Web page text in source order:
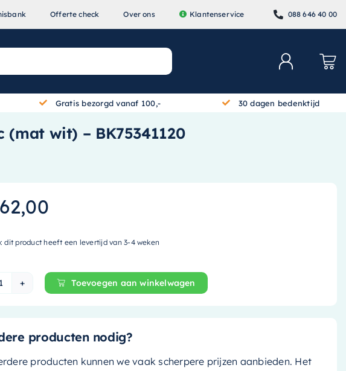
Offerte check Over ons Klantenservice 088 646 40 00
Gratis bezorgd vanaf 100,- 30 dagen bedenktijd
wit) – BK75341120
dit product heeft een levertijd van 3-4 weken
Mondiaz Vrijstaand bad Holm - 180x85cm - ocher (geel)/ talc (mat wit) -
Toevoegen aan winkelwagen
producten nodig?
producten kunnen we vaak scherpere prijzen aanbieden. Het